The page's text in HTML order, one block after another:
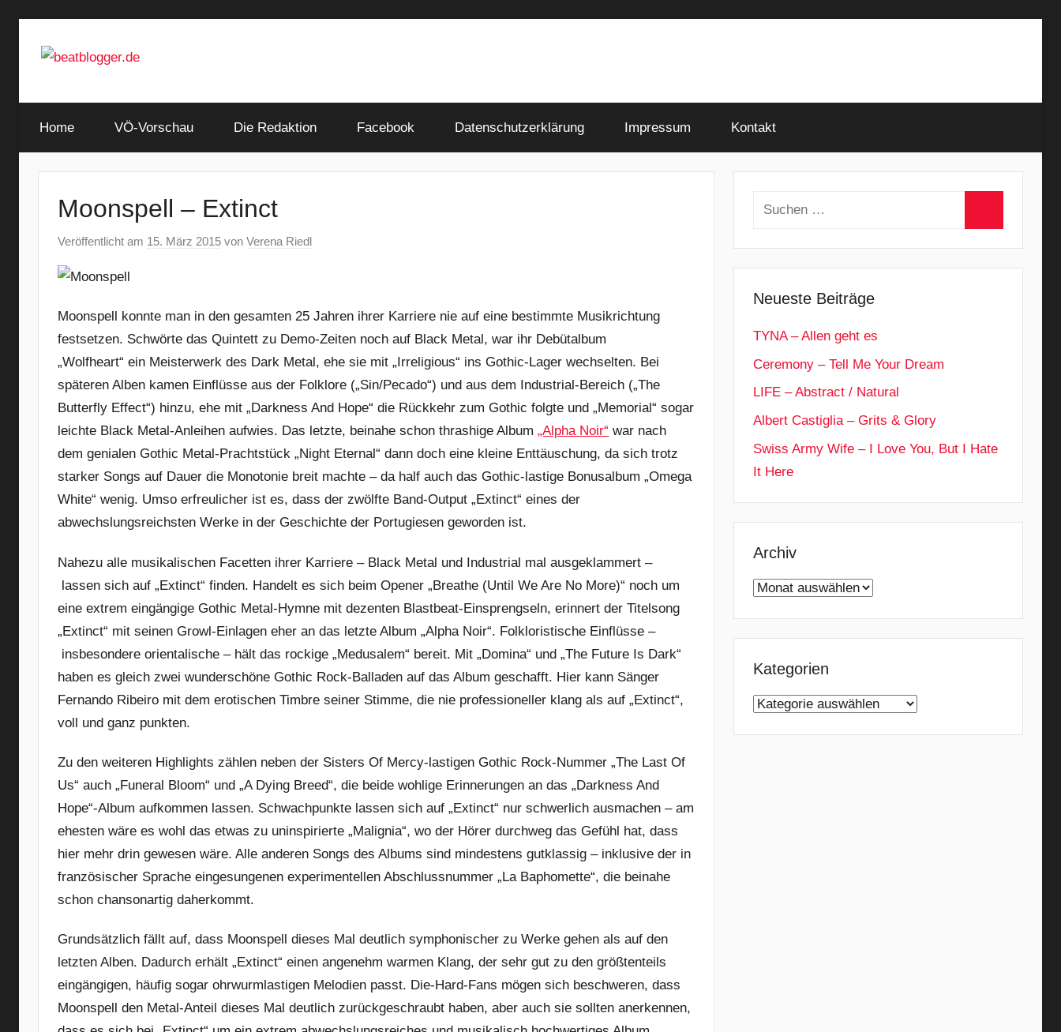
Inhalt
beatblogger.de
and
the
Home VÖ-Vorschau Die Redaktion Facebook Datenschutzerklärung Impressum Kontakt
Moonspell – Extinct
Veröffentlicht am 15. März 2015 von Verena Riedl
Moonspell konnte man in den gesamten 25 Jahren ihrer Karriere nie auf eine bestimmte Musikrichtung
festsetzen. Schwörte das Quintett zu Demo-Zeiten noch auf Black Metal, war ihr Debütalbum
„Wolfheart“ ein Meisterwerk des Dark Metal, ehe sie mit „Irreligious“ ins Gothic-Lager wechselten. Bei
späteren Alben kamen Einflüsse aus der Folklore („Sin/Pecado“) und aus dem Industrial-Bereich („The
Butterfly Effect“) hinzu, ehe mit „Darkness And Hope“ die Rückkehr zum Gothic folgte und „Memorial“ sogar
leichte Black Metal-Anleihen aufwies. Das letzte, beinahe schon thrashige Album „Alpha Noir“ war nach
dem genialen Gothic Metal-Prachtstück „Night Eternal“ dann doch eine kleine Enttäuschung, da sich trotz
starker Songs auf Dauer die Monotonie breit machte – da half auch das Gothic-lastige Bonusalbum „Omega
White“ wenig. Umso erfreulicher ist es, dass der zwölfte Band-Output „Extinct“ eines der
abwechslungsreichsten Werke in der Geschichte der Portugiesen geworden ist.
Nahezu alle musikalischen Facetten ihrer Karriere – Black Metal und Industrial mal ausgeklammert –
lassen sich auf „Extinct“ finden. Handelt es sich beim Opener „Breathe (Until We Are No More)“ noch um
eine extrem eingängige Gothic Metal-Hymne mit dezenten Blastbeat-Einsprengseln, erinnert der Titelsong
„Extinct“ mit seinen Growl-Einlagen eher an das letzte Album „Alpha Noir“. Folkloristische Einflüsse –
insbesondere orientalische – hält das rockige „Medusalem“ bereit. Mit „Domina“ und „The Future Is Dark“
haben es gleich zwei wunderschöne Gothic Rock-Balladen auf das Album geschafft. Hier kann Sänger
Fernando Ribeiro mit dem erotischen Timbre seiner Stimme, die nie professioneller klang als auf „Extinct“,
voll und ganz punkten.
Zu den weiteren Highlights zählen neben der Sisters Of Mercy-lastigen Gothic Rock-Nummer „The Last Of
Us“ auch „Funeral Bloom“ und „A Dying Breed“, die beide wohlige Erinnerungen an das „Darkness And
Hope“-Album aufkommen lassen. Schwachpunkte lassen sich auf „Extinct“ nur schwerlich ausmachen – am
ehesten wäre es wohl das etwas zu uninspirierte „Malignia“, wo der Hörer durchweg das Gefühl hat, dass
hier mehr drin gewesen wäre. Alle anderen Songs des Albums sind mindestens gutklassig – inklusive der in
französischer Sprache eingesungenen experimentellen Abschlussnummer „La Baphomette“, die beinahe
schon chansonartig daherkommt.
Grundsätzlich fällt auf, dass Moonspell dieses Mal deutlich symphonischer zu Werke gehen als auf den
letzten Alben. Dadurch erhält „Extinct“ einen angenehm warmen Klang, der sehr gut zu den größtenteils
eingängigen, häufig sogar ohrwurmlastigen Melodien passt. Die-Hard-Fans mögen sich beschweren, dass
Moonspell den Metal-Anteil dieses Mal deutlich zurückgeschraubt haben, aber auch sie sollten anerkennen,
Suchen
Neueste Beiträge
TYNA – Allen geht es
Ceremony – Tell Me Your Dream
LIFE – Abstract / Natural
Albert Castiglia – Grits & Glory
Swiss Army Wife – I Love You, But I Hate
It Here
Archiv
Archiv
Kategorien
Kategorien